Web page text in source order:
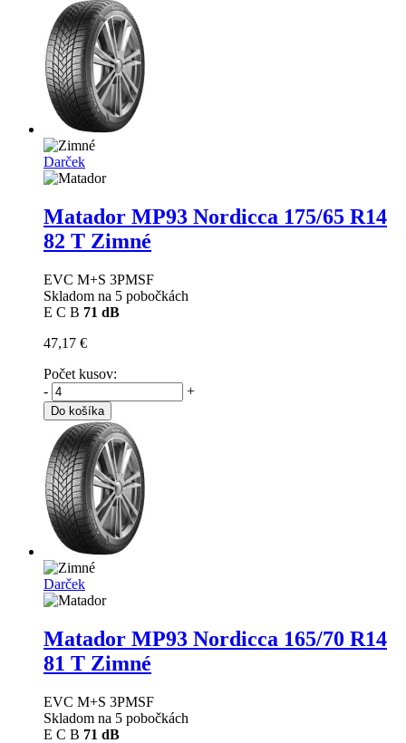
Darček
Matador MP93 Nordicca 175/65 R14
82 T Zimné
EVC M+S 3PMSF
Skladom na 5 pobočkách
E C B 71 dB
47,17 €
Počet kusov:
-
+
Do košíka
Darček
Matador MP93 Nordicca 165/70 R14
81 T Zimné
EVC M+S 3PMSF
Skladom na 5 pobočkách
E C B 71 dB